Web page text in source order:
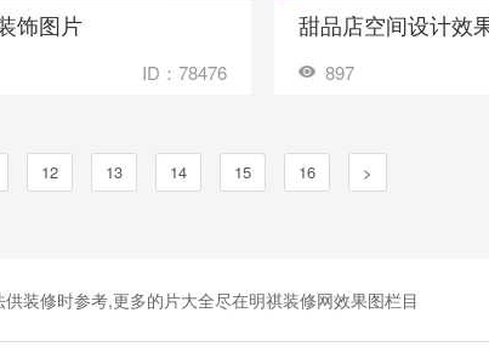
装修成这样要花多少钱？
饰图片
ID：78476
收藏 装修成这
甜品店空间设计效
897
12 13 14 15 16 >
装修时参考,更多的片大全尽在明祺装修网效果图栏目